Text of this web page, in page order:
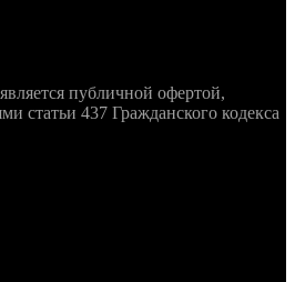
публичной офертой,
статьи 437 Гражданского кодекса